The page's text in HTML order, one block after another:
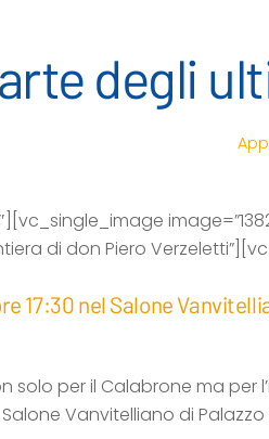
degli
di don Piero
17:30 nel Salone
solo per il Calabrone ma per
Vanvitelliano di Palazzo